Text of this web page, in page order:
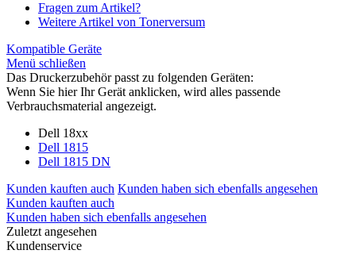
Fragen zum Artikel?
Weitere Artikel von Tonerversum
Kompatible Geräte
Menü schließen
Das Druckerzubehör passt zu folgenden Geräten:
Wenn Sie hier Ihr Gerät anklicken, wird alles passende
Verbrauchsmaterial angezeigt.
Dell 18xx
Dell 1815
Dell 1815 DN
Kunden kauften auch Kunden haben sich ebenfalls angesehen
Kunden kauften auch
Kunden haben sich ebenfalls angesehen
Zuletzt angesehen
Kundenservice